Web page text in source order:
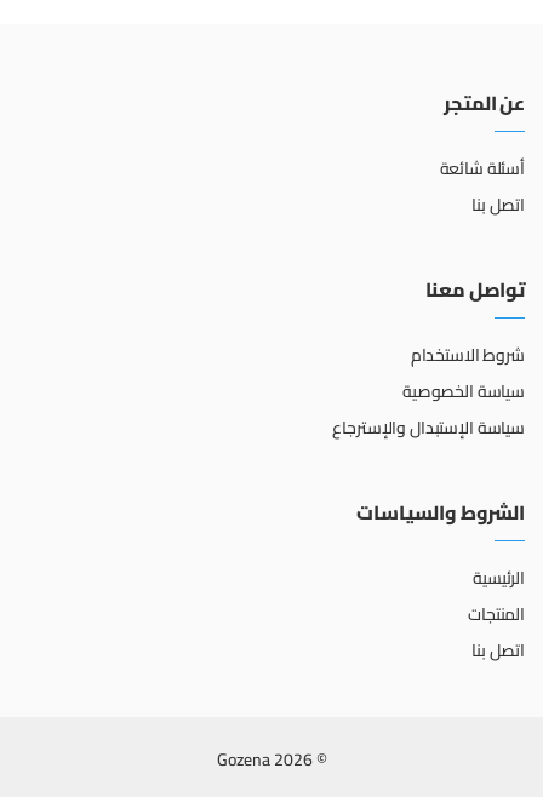
عن المتجر
أسئلة شائعة
اتصل بنا
تواصل معنا
شروط الاستخدام
سياسة الخصوصية
سياسة الإستبدال والإسترجاع
الشروط والسياسات
الرئيسية
المنتجات
اتصل بنا
© 2026 Gozena